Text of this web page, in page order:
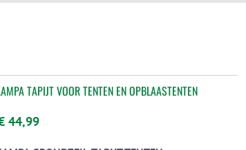
TAPIJT VOOR TENTEN EN OPBLAASTENTEN
44,99